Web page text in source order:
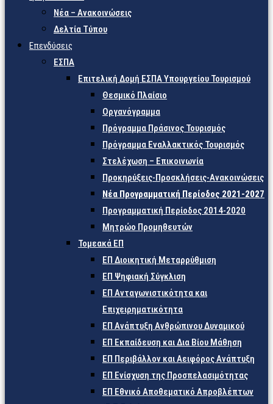
Νέα – Ανακοινώσεις
Δελτία Τύπου
Επενδύσεις
ΕΣΠΑ
Επιτελική Δομή ΕΣΠΑ Υπουργείου Τουρισμού
Θεσμικό Πλαίσιο
Οργανόγραμμα
Πρόγραμμα Πράσινος Τουρισμός
Πρόγραμμα Εναλλακτικός Τουρισμός
Στελέχωση – Επικοινωνία
Προκηρύξεις-Προσκλήσεις-Ανακοινώσεις
Νέα Προγραμματική Περίοδος 2021-2027
Προγραμματική Περίοδος 2014-2020
Μητρώο Προμηθευτών
Τομεακά ΕΠ
ΕΠ Διοικητική Μεταρρύθμιση
ΕΠ Ψηφιακή Σύγκλιση
ΕΠ Ανταγωνιστικότητα και
Επιχειρηματικότητα
ΕΠ Ανάπτυξη Ανθρώπινου Δυναμικού
ΕΠ Εκπαίδευση και Δια Βίου Μάθηση
ΕΠ Περιβάλλον και Αειφόρος Ανάπτυξη
ΕΠ Ενίσχυση της Προσπελασιμότητας
ΕΠ Εθνικό Αποθεματικό Απροβλέπτων